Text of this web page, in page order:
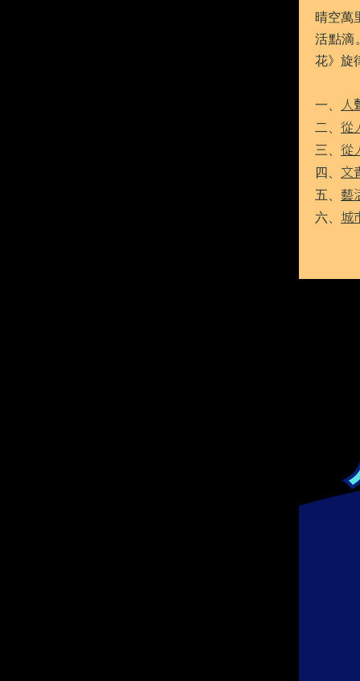
晴空萬
活點滴
花》旋
一、 人
二、 從
三、 從
四、 文
五、 藝
六、 城